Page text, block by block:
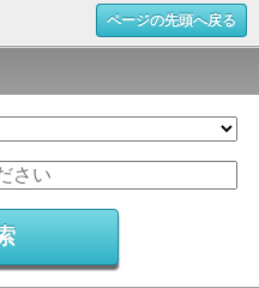
ページの先頭へ戻る